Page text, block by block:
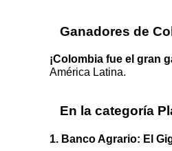
Ganadores de
¡Colombia fue el gran
América Latina.
En la categoría
1. Banco Agrario: El